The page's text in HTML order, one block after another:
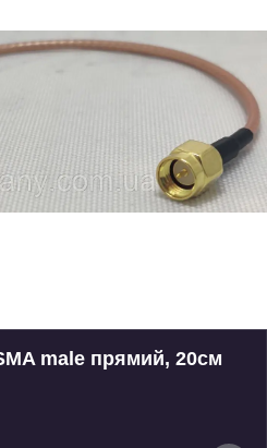
male прямий, 20см